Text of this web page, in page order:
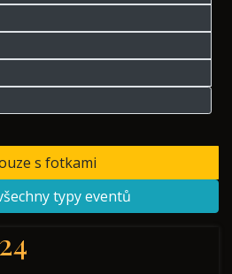
s fotkami
typy eventů